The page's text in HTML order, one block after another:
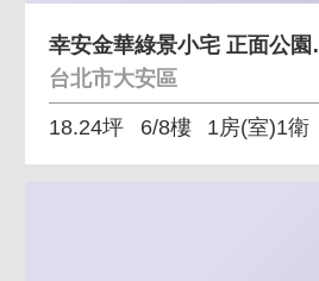
幸安金
台北市大安區
18.24坪 6/8樓 1房(室)1衛